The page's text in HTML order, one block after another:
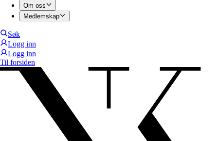
Om oss
Medlemskap
Søk
Logg inn
Logg inn
Til forsiden